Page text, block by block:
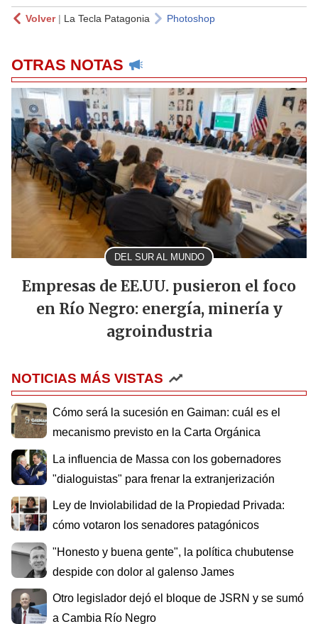
Volver| La Tecla Patagonia Photoshop
OTRAS NOTAS
DEL SUR AL MUNDO
Empresas de EE.UU. pusieron el foco
en Río Negro: energía, minería y
agroindustria
NOTICIAS MÁS VISTAS
Cómo será la sucesión en Gaiman: cuál es el
mecanismo previsto en la Carta Orgánica
La influencia de Massa con los gobernadores
"dialoguistas" para frenar la extranjerización
Ley de Inviolabilidad de la Propiedad Privada:
cómo votaron los senadores patagónicos
"Honesto y buena gente", la política chubutense
despide con dolor al galenso James
Otro legislador dejó el bloque de JSRN y se sumó
a Cambia Río Negro